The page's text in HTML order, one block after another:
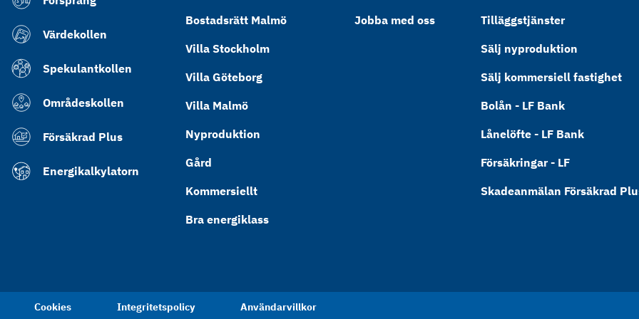
Värdekollen
Spekulantkollen
Områdeskollen
Försäkrad Plus
Energikalkylatorn
Bostadsrätt Malmö
Villa Stockholm
Villa Göteborg
Villa Malmö
Nyproduktion
Gård
Kommersiellt
Bra energiklass
Jobba med oss
Tilläggstjänster
Sälj nyproduktion
Sälj kommersiell fastighet
Bolån - LF Bank
Lånelöfte - LF Bank
Försäkringar - LF
Skadeanmälan Försäkrad
Cookies Integritetspolicy Användarvillkor